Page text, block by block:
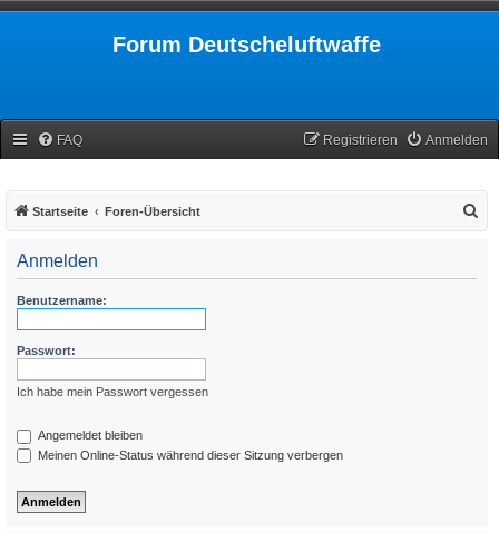
Forum Deutscheluftwaffe
FAQ Anmelden
Registrieren
Startseite Foren-Übersicht
Anmelden
Benutzername:
Passwort:
Ich habe mein Passwort vergessen
Angemeldet bleiben
Meinen Online-Status während dieser Sitzung verbergen